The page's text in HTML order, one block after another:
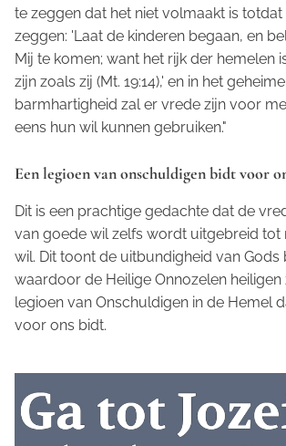
te zeggen dat het niet volmaakt is
zeggen: 'Laat de kinderen begaan, en
Mij te komen; want het rijk der hemelen
zijn zoals zij (Mt. 19:14),' en in het
barmhartigheid zal er vrede zijn voor
eens hun wil kunnen gebruiken."
Een legioen van onschuldigen bidt voor
Dit is een prachtige gedachte dat de
van goede wil zelfs wordt uitgebreid tot
wil. Dit toont de uitbundigheid van Gods
waardoor de Heilige Onnozelen heiligen
legioen van Onschuldigen in de Hemel
voor ons bidt.